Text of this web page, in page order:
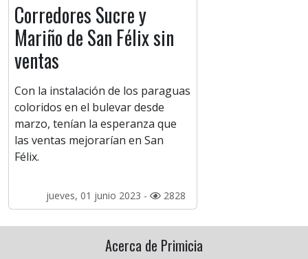
Corredores Sucre y
Mariño de San Félix sin
ventas
Con la instalación de los paraguas
coloridos en el bulevar desde
marzo, tenían la esperanza que
las ventas mejorarían en San
Félix.
jueves, 01 junio 2023 - 2828
Acerca de Primicia